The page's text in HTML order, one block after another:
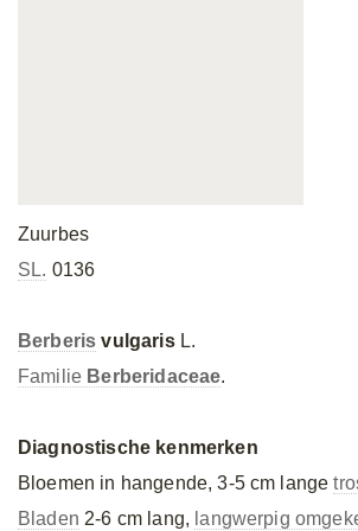
Zuurbes
SL. 0136
Berberis vulgarisL.
Familie Berberidaceae.
Diagnostische kenmerken
Bloemen in hangende, 3-5 cm lange
Bladen 2-6 cm lang, langwerpig